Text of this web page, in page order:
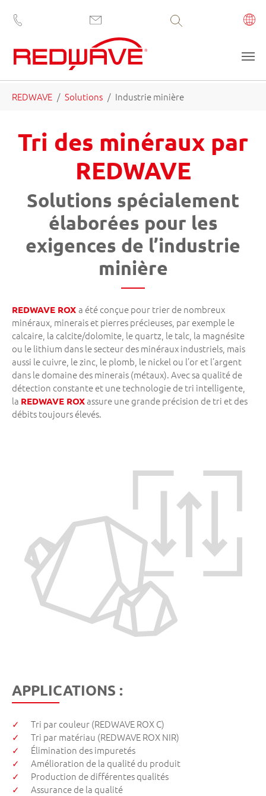
Volltextsuche
REDWAVE Solutions Industrie minière
Tri des minéraux par
REDWAVE
Solutions spécialement
élaborées pour les
exigences de l’industrie
minière
REDWAVE ROX a été conçue pour trier de nombreux
minéraux, minerais et pierres précieuses, par exemple le
calcaire, la calcite/dolomite, le quartz, le talc, la magnésite
ou le lithium dans le secteur des minéraux industriels, mais
aussi le cuivre, le zinc, le plomb, le nickel ou l’or et l’argent
dans le domaine des minerais (métaux). Avec sa qualité de
détection constante et une technologie de tri intelligente,
la REDWAVE ROXassure une grande précision de tri et des
débits toujours élevés.
APPLICATIONS :
Tri par couleur (REDWAVE ROX C)
Tri par matériau (REDWAVE ROX NIR)
Élimination des impuretés
Amélioration de la qualité du produit
Production de différentes qualités
Assurance de la qualité